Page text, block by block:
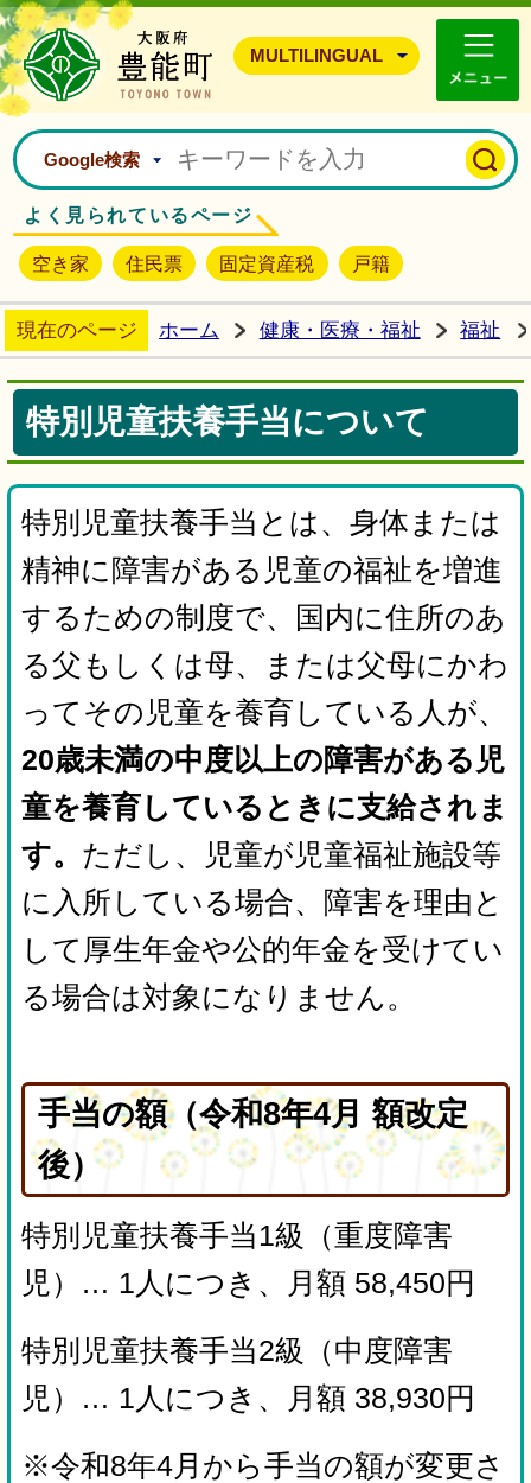
豊能町ホームページ
MULTILINGUAL
Google検索
よく見られているページ
空き家 住民票 固定資産税 戸籍
現在のページ ホーム 健康・医療・福祉 福祉
特別児童扶養手当について
特別児童扶養手当とは、身体または
精神に障害がある児童の福祉を増進
するための制度で、国内に住所のあ
る父もしくは母、または父母にかわ
ってその児童を養育している人が、
20歳未満の中度以上の障害がある児
童を養育しているときに支給されま
す。 ただし、
児童が児童福祉施設等
に入所している場合、障害を理由と
して厚生年金や公的年金を受けてい
る場合は対象になりません。
手当の額（令和8年4月 額改定
後）
特別児童扶養手当1級（重度障害
児）… 1人につき、月額 58,450円
特別児童扶養手当2級（中度障害
児）… 1人につき、月額 38,930円
※令和8年4月から手当の額が変更さ